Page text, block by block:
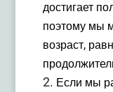
достигает
поэтому мы
возраст,
Если мы